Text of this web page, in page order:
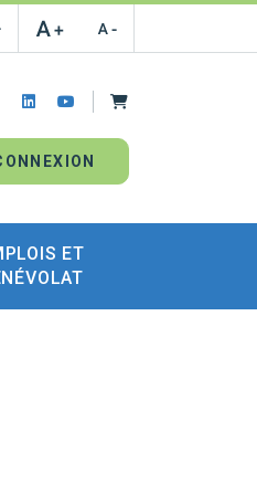
x-twitterlinkedin youtubePanier
ET